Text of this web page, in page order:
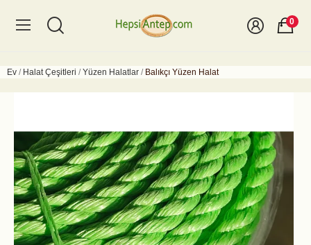
0
Ev Halat Çeşitleri Yüzen Halatlar Balıkçı Yüzen Halat